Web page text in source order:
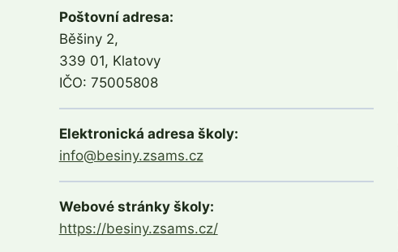
Poštovní adresa:
Běšiny 2,
339 01, Klatovy
IČO: 75005808
Elektronická adresa školy:
info@besiny.zsams.cz
Webové stránky školy:
https://besiny.zsams.cz/